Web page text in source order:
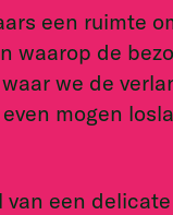
een ruimte
waarop de
we de
mogen
van een